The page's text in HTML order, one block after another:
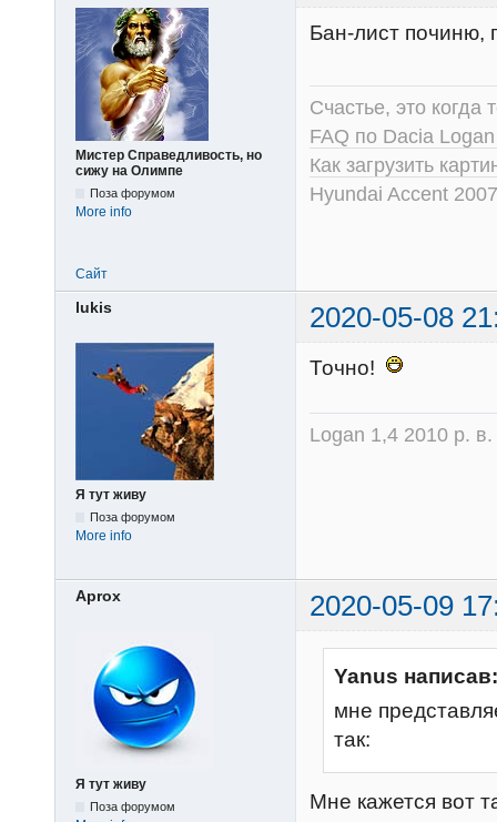
Мистер Справедливость, но
сижу на Олимпе
Поза форумом
More info
Бан-лист починю,
Счастье, это когда
FAQ по Dacia
Как загрузить
Hyundai Accent
Сайт
lukis 2020-05-08
Я тут живу
Поза форумом
More info
Точно!
Logan 1,4 2010 р.
Aprox 2020-05-09
Я тут живу
Поза форумом
Yanus написав:
мне
так:
Мне кажется вот